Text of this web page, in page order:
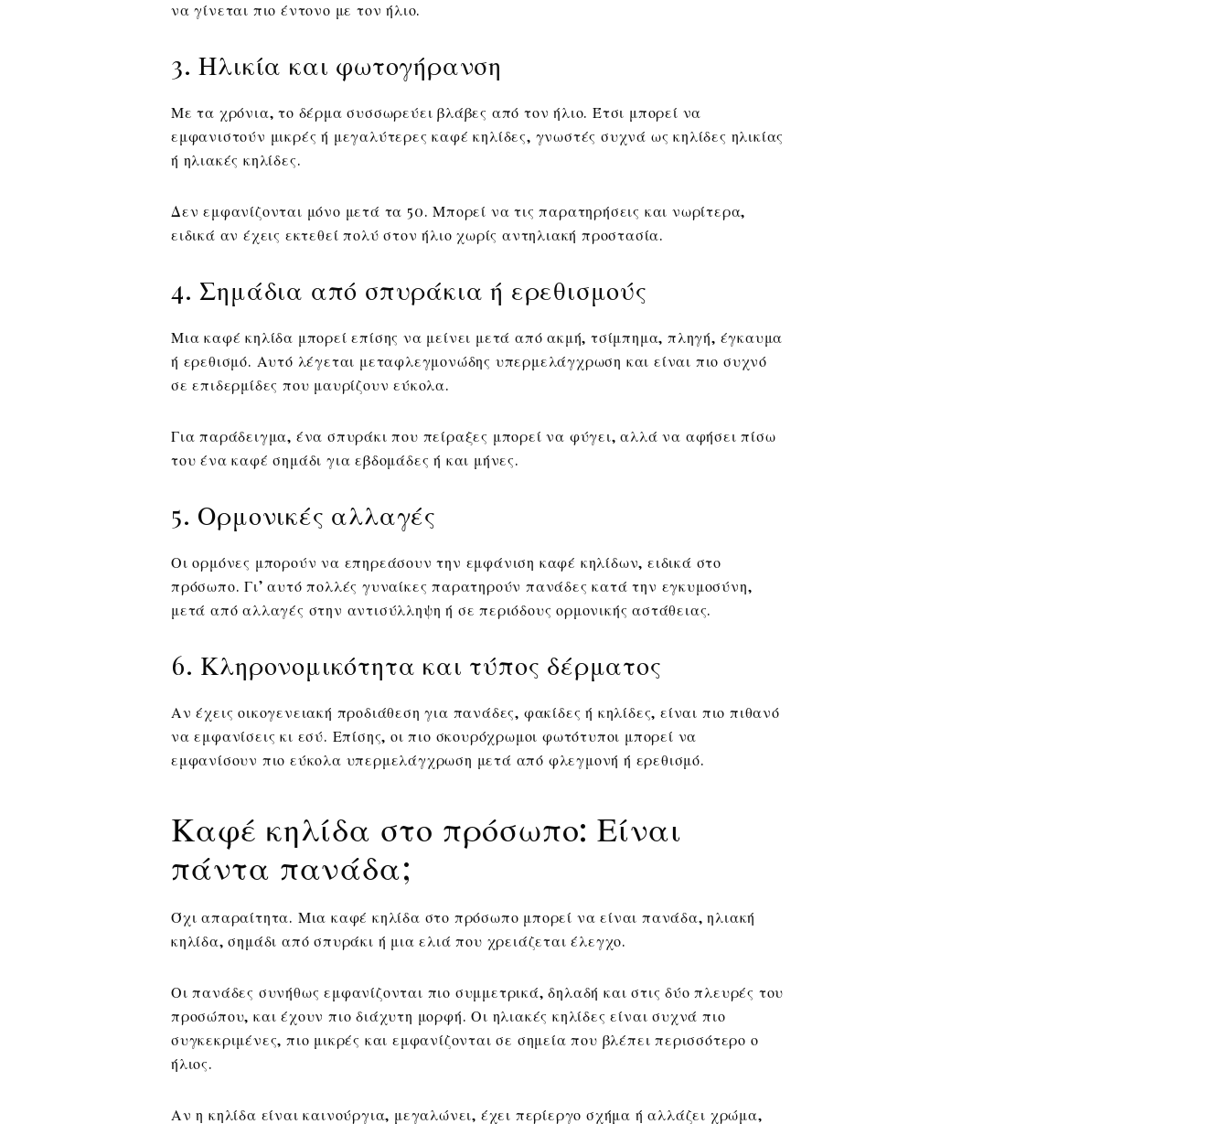
να γίνεται πιο έντονο με τον ήλιο.
3. Ηλικία και φωτογήρανση
Με τα χρόνια, το δέρμα συσσωρεύει βλάβες από τον ήλιο. Έτσι μπορεί να
εμφανιστούν μικρές ή μεγαλύτερες καφέ κηλίδες, γνωστές συχνά ως κηλίδες ηλικίας
ή ηλιακές κηλίδες.
Δεν εμφανίζονται μόνο μετά τα 50. Μπορεί να τις παρατηρήσεις και νωρίτερα,
ειδικά αν έχεις εκτεθεί πολύ στον ήλιο χωρίς αντηλιακή προστασία.
4. Σημάδια από σπυράκια ή ερεθισμούς
Μια καφέ κηλίδα μπορεί επίσης να μείνει μετά από ακμή, τσίμπημα, πληγή, έγκαυμα
ή ερεθισμό. Αυτό λέγεται μεταφλεγμονώδης υπερμελάγχρωση και είναι πιο συχνό
σε επιδερμίδες που μαυρίζουν εύκολα.
Για παράδειγμα, ένα σπυράκι που πείραξες μπορεί να φύγει, αλλά να αφήσει πίσω
του ένα καφέ σημάδι για εβδομάδες ή και μήνες.
5. Ορμονικές αλλαγές
Οι ορμόνες μπορούν να επηρεάσουν την εμφάνιση καφέ κηλίδων, ειδικά στο
πρόσωπο. Γι’ αυτό πολλές γυναίκες παρατηρούν πανάδες κατά την εγκυμοσύνη,
μετά από αλλαγές στην αντισύλληψη ή σε περιόδους ορμονικής αστάθειας.
6. Κληρονομικότητα και τύπος δέρματος
Αν έχεις οικογενειακή προδιάθεση για πανάδες, φακίδες ή κηλίδες, είναι πιο πιθανό
να εμφανίσεις κι εσύ. Επίσης, οι πιο σκουρόχρωμοι φωτότυποι μπορεί να
εμφανίσουν πιο εύκολα υπερμελάγχρωση μετά από φλεγμονή ή ερεθισμό.
Καφέ κηλίδα στο πρόσωπο: Είναι
πάντα πανάδα;
Όχι απαραίτητα. Μια καφέ κηλίδα στο πρόσωπο μπορεί να είναι πανάδα, ηλιακή
κηλίδα, σημάδι από σπυράκι ή μια ελιά που χρειάζεται έλεγχο.
Οι πανάδες συνήθως εμφανίζονται πιο συμμετρικά, δηλαδή και στις δύο πλευρές του
προσώπου, και έχουν πιο διάχυτη μορφή. Οι ηλιακές κηλίδες είναι συχνά πιο
συγκεκριμένες, πιο μικρές και εμφανίζονται σε σημεία που βλέπει περισσότερο ο
ήλιος.
Αν η κηλίδα είναι καινούργια, μεγαλώνει, έχει περίεργο σχήμα ή αλλάζει χρώμα,